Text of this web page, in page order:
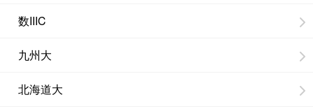
数IIIC
九州大
北海道大